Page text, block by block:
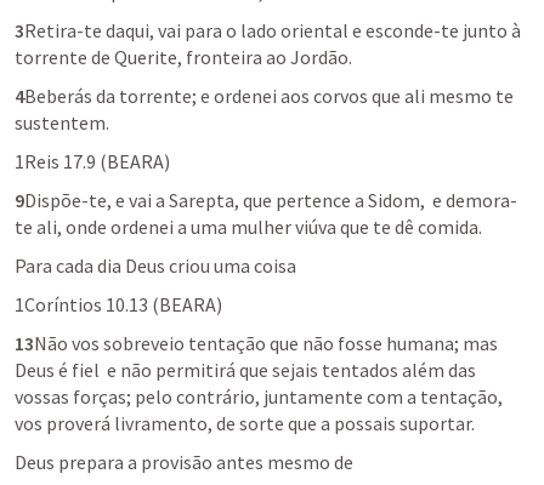
3Retira-te daqui, vai para o lado oriental e esconde-te junto à
torrente de Querite, fronteira ao Jordão.
4Beberás da torrente; e ordenei aos corvos que ali mesmo te
sustentem.
1Reis 17.9 (BEARA)
9Dispõe-te, e vai a Sarepta, que pertence a Sidom,  e demora-
te ali, onde ordenei a uma mulher viúva que te dê comida.
Para cada dia Deus criou uma coisa
1Coríntios 10.13 (BEARA)
13Não vos sobreveio tentação que não fosse humana; mas
Deus é fiel  e não permitirá que sejais tentados além das
vossas forças; pelo contrário, juntamente com a tentação,
vos proverá livramento, de sorte que a possais suportar.
Deus prepara a provisão antes mesmo de